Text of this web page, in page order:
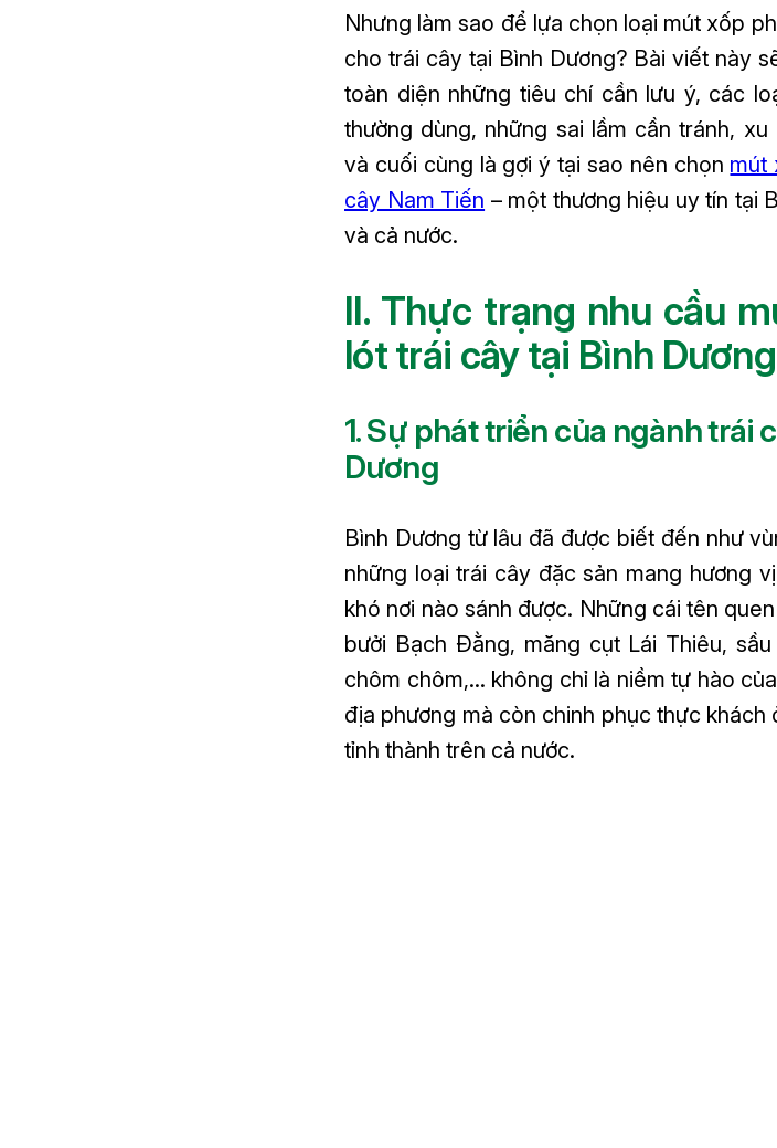
Nhưng làm sao để lựa chọn loại mút xốp
cho trái cây tại Bình Dương? Bài viết này
toàn diện những tiêu chí cần lưu ý, các
thường dùng, những sai lầm cần tránh, xu
và cuối cùng là gợi ý tại sao nên chọn mút
cây Nam Tiến – một thương hiệu uy tín tại
và cả nước.
II. Thực trạng nhu cầu
lót trái cây tại Bình Dương
1. Sự phát triển của ngành trái
Dương
Bình Dương từ lâu đã được biết đến như
những loại trái cây đặc sản mang hương
khó nơi nào sánh được. Những cái tên
bưởi Bạch Đằng, măng cụt Lái Thiêu,
chôm chôm,… không chỉ là niềm tự hào
địa phương mà còn chinh phục thực khách
tỉnh thành trên cả nước.